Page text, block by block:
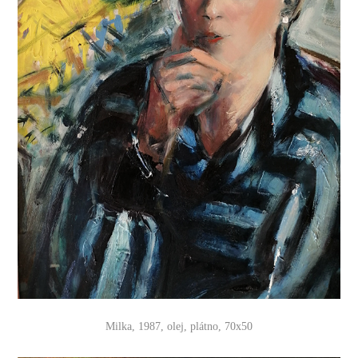
Milka, 1987, olej, plátno, 70x50